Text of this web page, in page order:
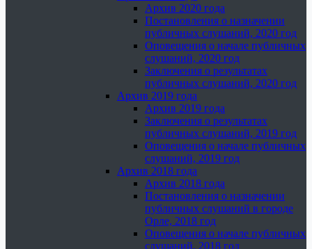
Архив 2020 года
Постановления о назначении
публичных слушаний, 2020 год
Оповещения о начале публичных
слушаний, 2020 год
Заключения о результатах
публичных слушаний, 2020 год
Архив 2019 года
Архив 2019 года
Заключения о результатах
публичных слушаний, 2019 год
Оповещения о начале публичных
слушаний, 2019 год
Архив 2018 года
Архив 2018 года
Постановления о назначении
публичных слушаний в городе
Орле, 2018 год
Оповещения о начале публичных
слушаний, 2018 год